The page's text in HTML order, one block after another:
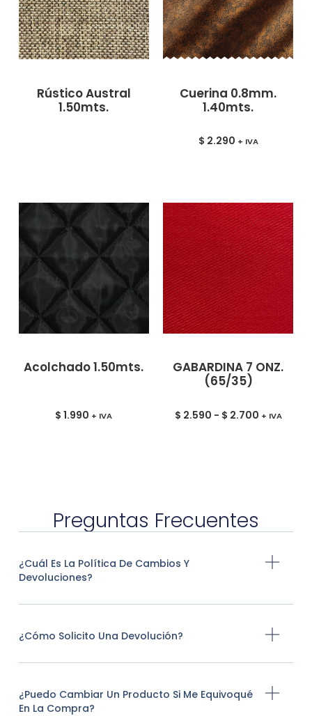
Rústico Austral
1.50mts.
Cuerina 0.8mm.
1.40mts.
$ 2.290 + IVA
Acolchado 1.50mts.
$ 1.990 + IVA
GABARDINA 7 ONZ.
(65/35)
$ 2.590 - $ 2.700 + IVA
Preguntas Frecuentes
¿Cuál Es La Política De Cambios Y
Devoluciones?
¿Cómo Solicito Una Devolución?
¿Puedo Cambiar Un Producto Si Me Equivoqué
En La Compra?